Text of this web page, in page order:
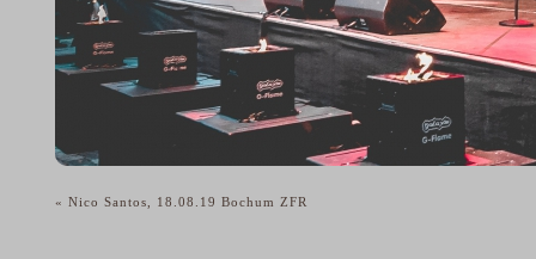
« Nico Santos, 18.08.19 Bochum ZFR